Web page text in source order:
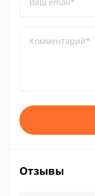
Комментарий*
Отзывы